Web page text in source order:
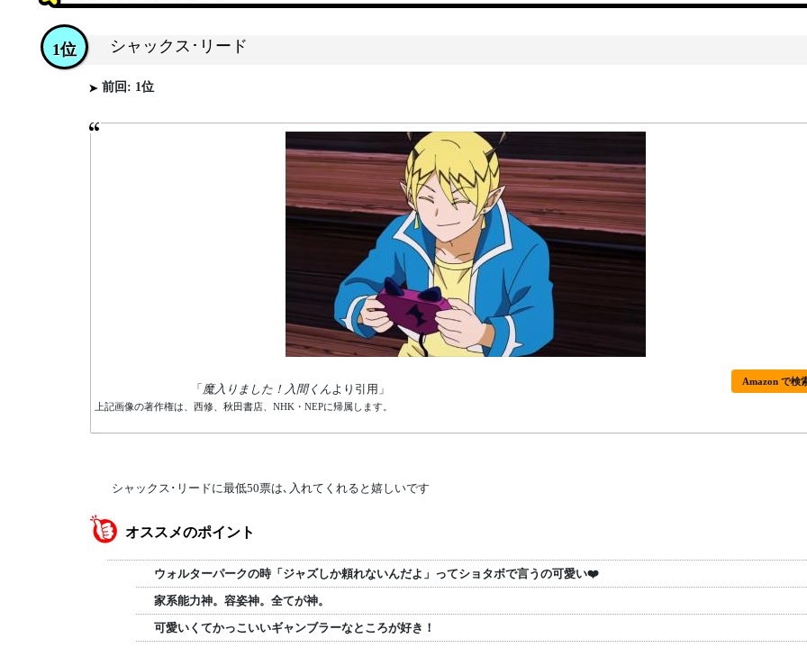
シャックス･リード
1位
前回: 1位
「 魔入りました！入間くんより引用」
上記画像の著作権は、西修、秋田書店、NHK・NEPに帰属します。
Amazon で検
シャックス･リードに最低50票は､入れてくれると嬉しいです
オススメのポイント
ウォルターパークの時「ジャズしか頼れないんだよ」ってショタボで言うの可愛い❤️
家系能力神。容姿神。全てが神。
可愛いくてかっこいいギャンブラーなところが好き！